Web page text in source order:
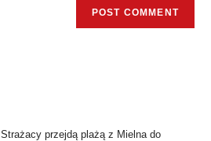
Strażacy przejdą plażą z Mielna do